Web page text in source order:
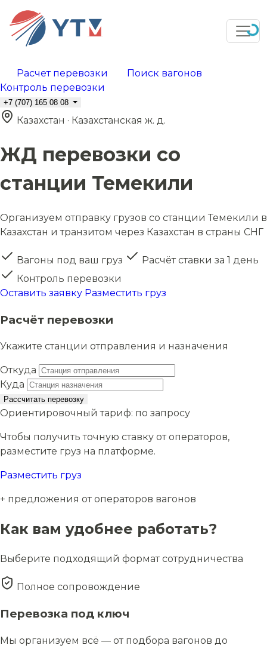
Расчет перевозки
Поиск вагонов
Контроль перевозки
+7 (707) 165 08 08
Казахстан · Казахстанская ж. д.
ЖД перевозки со
станции Темекили
Организуем отправку грузов со станции Темекили в
Казахстан и транзитом через Казахстан в страны СНГ
Вагоны под ваш груз
Расчёт ставки за 1 день
Контроль перевозки
Оставить заявку Разместить груз
Расчёт перевозки
Укажите станции отправления и назначения
Откуда
Куда
Рассчитать перевозку
Ориентировочный тариф: по запросу
Чтобы получить точную ставку от операторов,
разместите груз на платформе.
Разместить груз
+ предложения от операторов вагонов
Как вам удобнее работать?
Выберите подходящий формат сотрудничества
Полное сопровождение
Перевозка под ключ
Мы организуем всё — от подбора вагонов до